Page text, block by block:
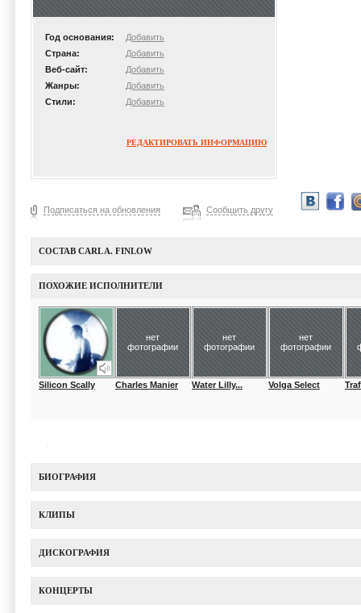
Год основания:
Добавить
Страна:
Добавить
Веб-сайт:
Добавить
Жанры:
Добавить
Стили:
Добавить
РЕДАКТИРОВАТЬ ИНФОРМАЦИЮ
Подписаться на обновления Сообщить другу
СОСТАВ CARL A. FINLOW
ПОХОЖИЕ ИСПОЛНИТЕЛИ
Silicon Scally
нет
фотографии
Charles Manier
нет
фотографии
Water Lilly...
нет
фотографии
Volga Select
БИОГРАФИЯ
КЛИПЫ
ДИСКОГРАФИЯ
КОНЦЕРТЫ